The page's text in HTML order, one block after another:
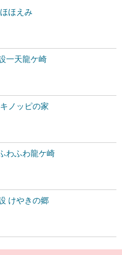
ほえみ
一天龍ケ崎
ノッピの家
わふわ龍ケ崎
けやきの郷